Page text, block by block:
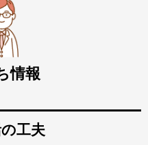
情報
工夫